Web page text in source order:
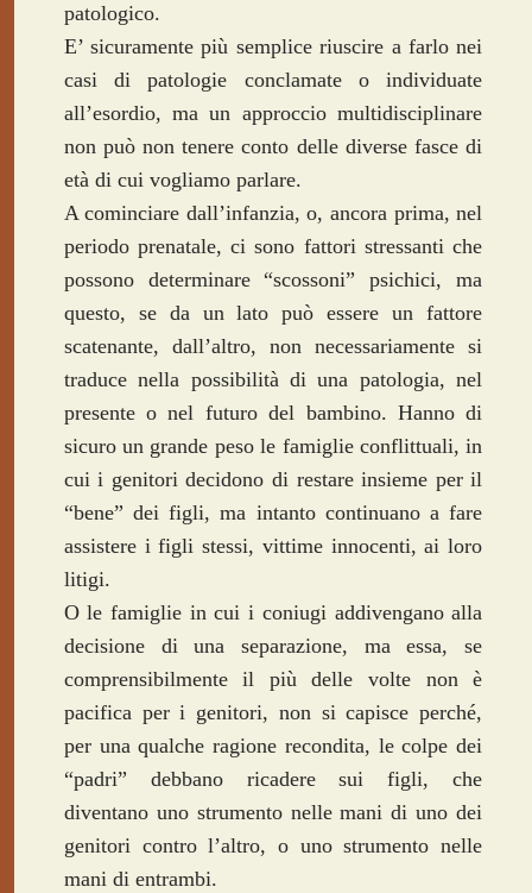
patologico.
E’ sicuramente più semplice riuscire a farlo nei
casi di patologie conclamate o individuate
all’esordio, ma un approccio multidisciplinare
non può non tenere conto delle diverse fasce di
età di cui vogliamo parlare.
A cominciare dall’infanzia, o, ancora prima, nel
periodo prenatale, ci sono fattori stressanti che
possono determinare “scossoni” psichici, ma
questo, se da un lato può essere un fattore
scatenante, dall’altro, non necessariamente si
traduce nella possibilità di una patologia, nel
presente o nel futuro del bambino. Hanno di
sicuro un grande peso le famiglie conflittuali, in
cui i genitori decidono di restare insieme per il
“bene” dei figli, ma intanto continuano a fare
assistere i figli stessi, vittime innocenti, ai loro
litigi.
O le famiglie in cui i coniugi addivengano alla
decisione di una separazione, ma essa, se
comprensibilmente il più delle volte non è
pacifica per i genitori, non si capisce perché,
per una qualche ragione recondita, le colpe dei
“padri” debbano ricadere sui figli, che
diventano uno strumento nelle mani di uno dei
genitori contro l’altro, o uno strumento nelle
mani di entrambi.